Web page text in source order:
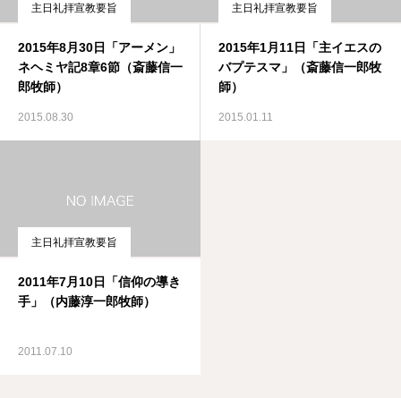
主日礼拝宣教要旨
2015年8月30日「アーメン」
ネヘミヤ記8章6節（斎藤信一
郎牧師）
2015.08.30
主日礼拝宣教要旨
2015年1月11日「主イエスの
バプテスマ」（斎藤信一郎牧
師）
2015.01.11
主日礼拝宣教要旨
2011年7月10日「信仰の導き
手」（内藤淳一郎牧師）
2011.07.10